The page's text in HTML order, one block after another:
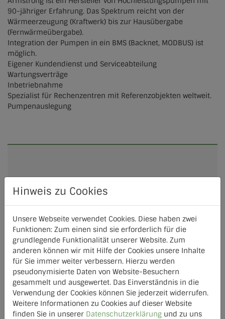
Lich
Oberaudorf
Olbersdorf
Raubling
Wettenberg
90-jähriger Erfahrung. Das Spektrum reicht von der
Wärmeerzeugung (Kraftwerk) bis zur Hausübergabe
(Fernwärmeübergabe).
Integration der Pumpen in ein BMS (Backnet, MODBUS) ist
möglich.
Eigener Kundendienst und Serviceabteilung
Wartungsverträge
Inbetriebnahme
Spezialist für Rechenzentren mit Referenzobjekten weltweit.
Pumpenauslegung
Hinweis zu Cookies
Unsere Webseite verwendet Cookies. Diese haben zwei
Funktionen: Zum einen sind sie erforderlich für die
grundlegende Funktionalität unserer Website. Zum
anderen können wir mit Hilfe der Cookies unsere Inhalte
für Sie immer weiter verbessern. Hierzu werden
pseudonymisierte Daten von Website-Besuchern
gesammelt und ausgewertet. Das Einverständnis in die
Verwendung der Cookies können Sie jederzeit widerrufen.
Weitere Informationen zu Cookies auf dieser Website
finden Sie in unserer Datenschutzerklärung und zu uns